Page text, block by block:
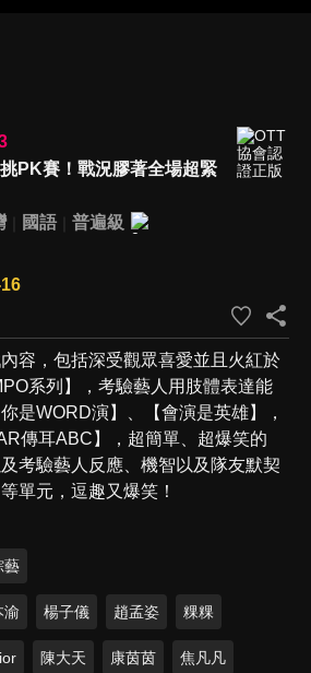
PK賽！戰況膠著全場超緊
國語
普遍級
容，包括深受觀眾喜愛並且火紅於
系列】，考驗藝人用肢體表達能
是WORD演】、【會演是英雄】，
傳耳ABC】，超簡單、超爆笑的
及考驗藝人反應、機智以及隊友默契
單元，逗趣又爆笑！
藝
渝 楊子儀 趙孟姿 粿粿
陳大天 康茵茵 焦凡凡